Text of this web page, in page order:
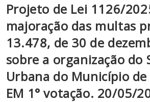
Projeto de Lei 1126/
majoração das multas
13.478, de 30 de
sobre a organização do
Urbana do Município de
EM 1° votação. 20/05/